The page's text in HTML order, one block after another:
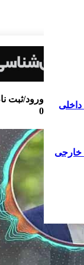
خارجی
ورود/ثبت
0